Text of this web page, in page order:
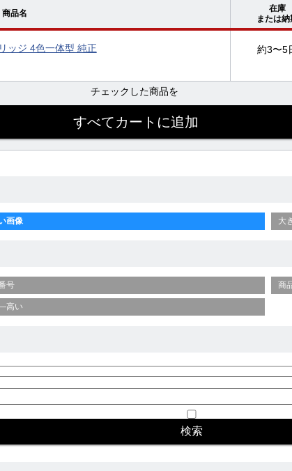
商品名
在庫
または納
ッジ 4色一体型 純正
約3〜5
チェックした商品を
画像 大
号 商
高い